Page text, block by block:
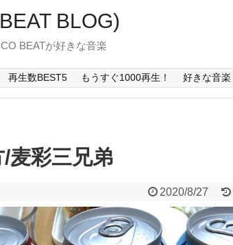
BLOG)
BEATが好きな音楽
再生数BEST5 もうすぐ1000再生！ 好きな音楽
麦彩三兄弟
2020/8/27